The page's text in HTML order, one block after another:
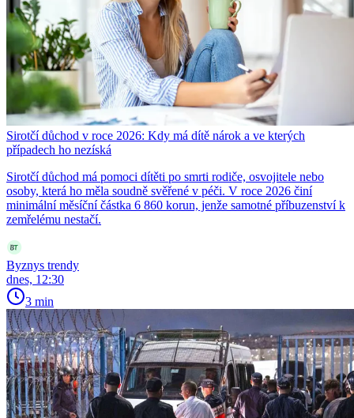
Sirotčí důchod v roce 2026: Kdy má dítě nárok a ve kterých
případech ho nezíská
Sirotčí důchod má pomoci dítěti po smrti rodiče, osvojitele nebo
osoby, která ho měla soudně svěřené v péči. V roce 2026 činí
minimální měsíční částka 6 860 korun, jenže samotné příbuzenství k
zemřelému nestačí.
Byznys trendy
dnes, 12:30
3 min